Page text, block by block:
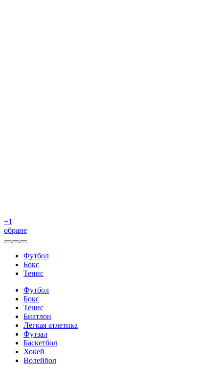
+1
обране
Футбол
Бокс
Тенис
Футбол
Бокс
Тенис
Биатлон
Легкая атлетика
Футзал
Баскетбол
Хокей
Волейбол